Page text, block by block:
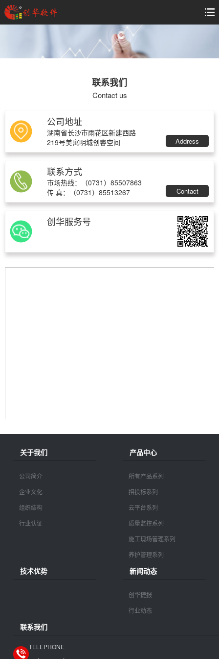
联系我们
Contact us
公司地址
湖南省长沙市雨花区新建西路
219号美寓明城创睿空间
Address
联系方式
市场热线：（0731）85507863
传 真：（0731）85513267
Contact
创华服务号
关于我们
公司简介
企业文化
组织结构
行业认证
产品中心
所有产品系列
招投标系列
云平台系列
质量监控系列
施工现场管理系列
养护管理系列
技术优势 新闻动态
创华捷报
行业动态
联系我们
TELEPHONE